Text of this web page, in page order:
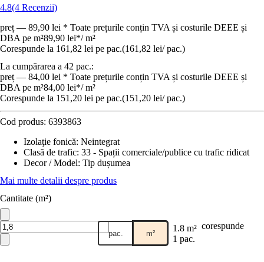
4.8(4 Recenzii)
preț — 89,90 lei * Toate prețurile conțin TVA și costurile DEEE și
DBA pe m²89,90 lei*/ m²
Corespunde la 161,82 lei pe pac.(161,82 lei/ pac.)
La cumpărarea a 42 pac.:
preț — 84,00 lei * Toate prețurile conțin TVA și costurile DEEE și
DBA pe m²84,00 lei*/ m²
Corespunde la 151,20 lei pe pac.(151,20 lei/ pac.)
Cod produs: 6393863
Izolaţie fonică: Neintegrat
Clasă de trafic: 33 - Spații comerciale/publice cu trafic ridicat
Decor / Model: Tip dușumea
Mai multe detalii despre produs
Cantitate (m²)
pac. m² 1.8 m² corespunde
1 pac.